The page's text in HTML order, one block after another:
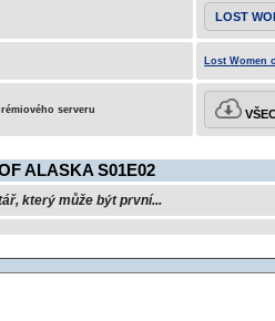
LOST
Lost Women
serveru
ALASKA S01E02
který může být první...